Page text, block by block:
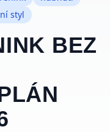
styl
BEZ